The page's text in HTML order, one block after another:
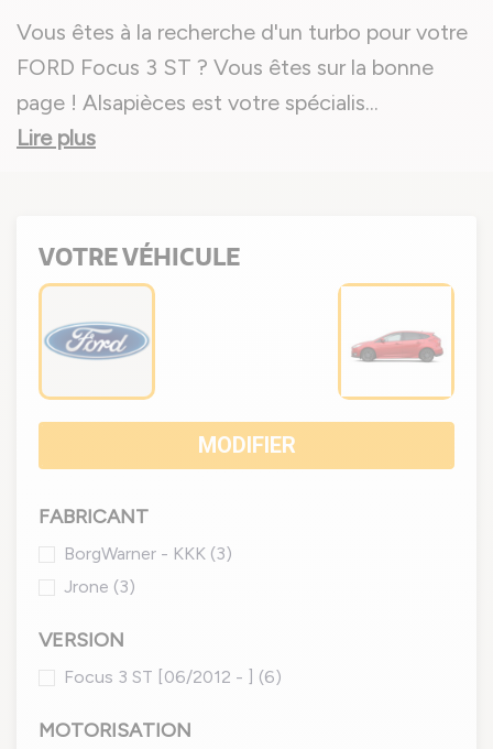
Vous êtes à la recherche d'un turbo pour votre
FORD Focus 3 ST ? Vous êtes sur la bonne
page ! Alsapièces est votre spécialis...
Lire plus
VOTRE VÉHICULE
MODIFIER
FABRICANT
BorgWarner - KKK (3)
Jrone (3)
VERSION
Focus 3 ST [06/2012 - ] (6)
MOTORISATION